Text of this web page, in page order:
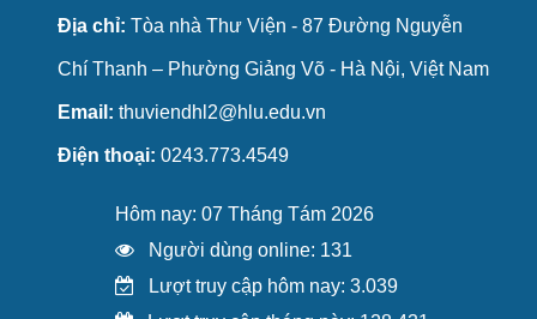
Địa chỉ: Tòa nhà Thư Viện - 87 Đường Nguyễn
Chí Thanh – Phường Giảng Võ - Hà Nội, Việt Nam
Email: thuviendhl2@hlu.edu.vn
Điện thoại: 0243.773.4549
Hôm nay: 07 Tháng Tám 2026
Người dùng online: 131
Lượt truy cập hôm nay: 3.039